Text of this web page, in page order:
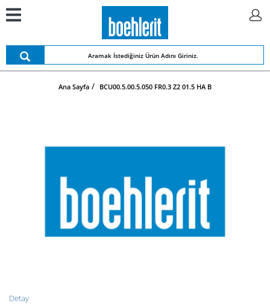
Ana Sayfa BCU00.5.00.5.050 FR0.3 Z2 01.5 HA B
Detay